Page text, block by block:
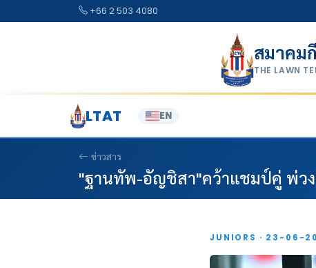
+66 2 503 4080
สมาคม
THE LAWN
LTAT EN
ข่าวสาร
"ฐานทัพ-อัญชิสา"คว้าแชมป์คู่ พ่วง
JUNIORS · 23-06-